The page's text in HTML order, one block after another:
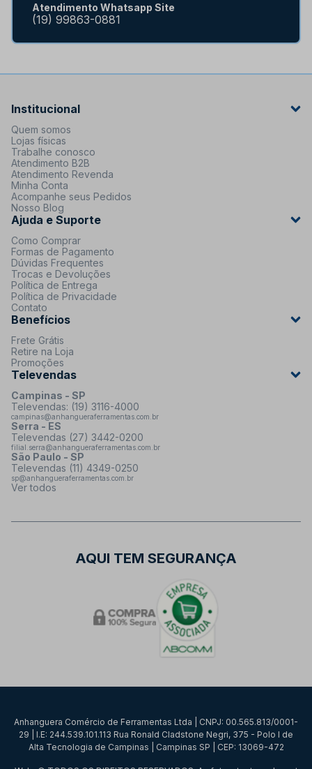
Atendimento Whatsapp Site
(19) 99863-0881
Institucional
Quem somos
Lojas físicas
Trabalhe conosco
Atendimento B2B
Atendimento Revenda
Minha Conta
Acompanhe seus Pedidos
Nosso Blog
Ajuda e Suporte
Como Comprar
Formas de Pagamento
Dúvidas Frequentes
Trocas e Devoluções
Política de Entrega
Política de Privacidade
Contato
Benefícios
Frete Grátis
Retire na Loja
Promoções
Televendas
Campinas - SP
Televendas: (19) 3116-4000
campinas@anhangueraferramentas.com.br
Serra - ES
Televendas (27) 3442-0200
filial.serra@anhangueraferramentas.com.br
São Paulo - SP
Televendas (11) 4349-0250
sp@anhangueraferramentas.com.br
Ver todos
AQUI TEM SEGURANÇA
Anhanguera Comércio de Ferramentas Ltda | CNPJ: 00.565.813/0001-
29 | I.E: 244.539.101.113 Rua Ronald Cladstone Negri, 375 - Polo I de
Alta Tecnologia de Campinas | Campinas SP | CEP: 13069-472